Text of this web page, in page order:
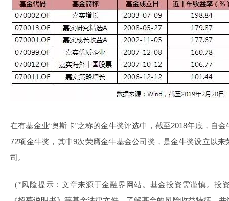
在有基金业“奥斯卡”之称的金牛奖评选中，截至2018年底，自
72项金牛奖，其中9次荣膺金牛基金公司奖，是金牛奖设立以
司。
（*风险提示：文章来源于金融界网站。基金投资需谨慎。投